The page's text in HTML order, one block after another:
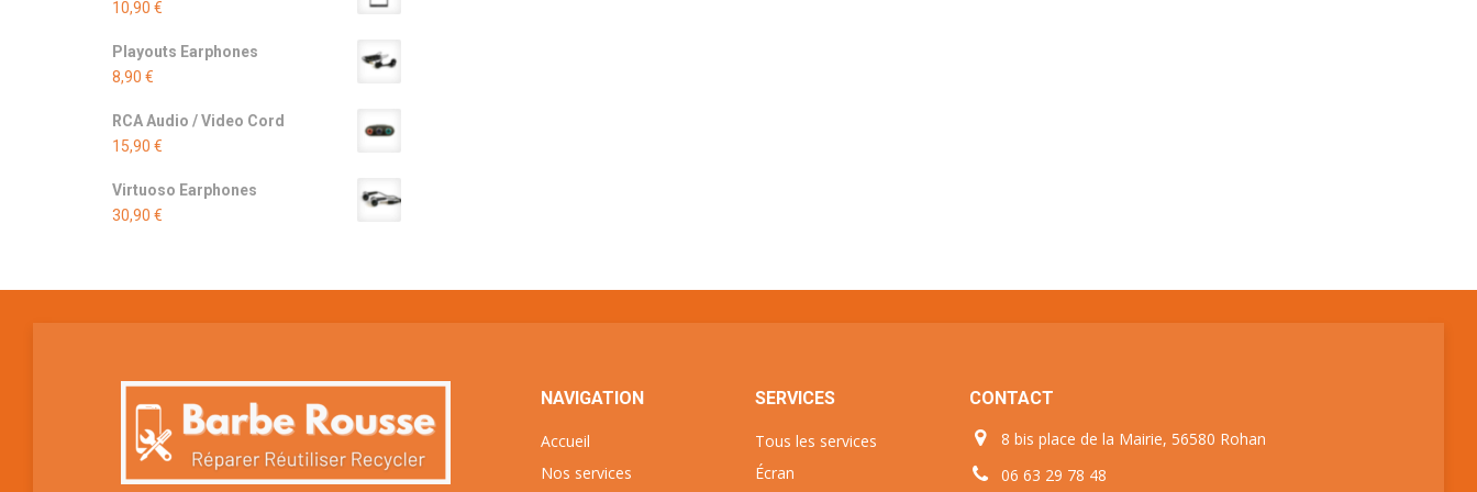
10,90 €
Playouts Earphones
8,90 €
RCA Audio / Video Cord
15,90 €
Virtuoso Earphones
30,90 €
NAVIGATION
Accueil
Nos services
SERVICES
Tous les services
Écran
CONTACT
8 bis place de la Mairie, 56580 Rohan
06 63 29 78 48